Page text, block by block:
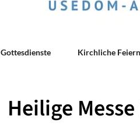
Gottesdienste Kirchliche Feiern
Heilige